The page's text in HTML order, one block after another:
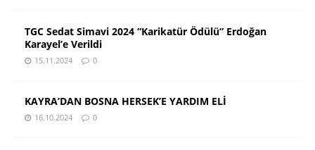
TGC Sedat Simavi 2024 “Karikatür Ödülü” Erdoğan
Karayel’e Verildi
15.11.2024 0
KAYRA’DAN BOSNA HERSEK’E YARDIM ELİ
16.10.2024 0